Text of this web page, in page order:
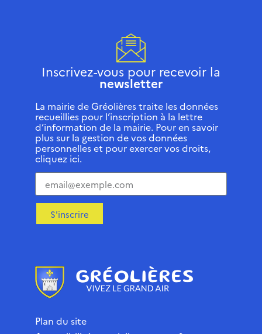
Inscrivez-vous pour recevoir la
newsletter
La mairie de Gréolières traite les données
recueillies pour l’inscription à la lettre
d’information de la mairie. Pour en savoir
plus sur la gestion de vos données
personnelles et pour exercer vos droits,
cliquez ici.
S'inscrire
Plan du site